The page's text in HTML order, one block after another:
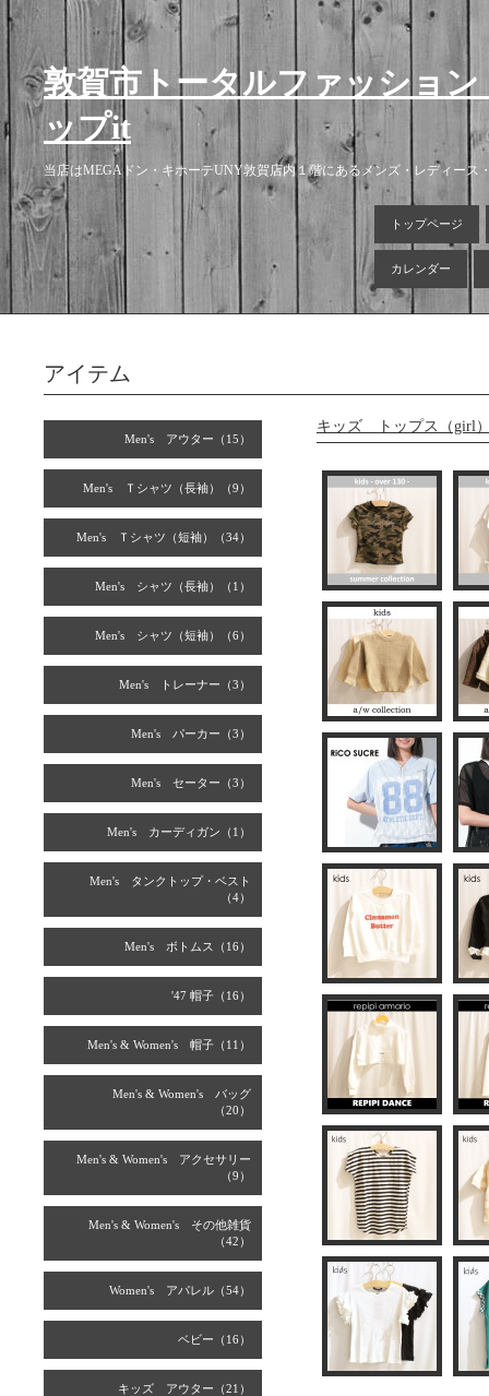
敦賀市トータルファッショ
ップit
当店はMEGAドン・キホーテUNY敦賀店内１階にあるメンズ・レディー
トップページ
カレンダー
Men's アウター（15）
Men's Ｔシャツ（長袖）（9）
Men's Ｔシャツ（短袖）（34）
Men's シャツ（長袖）（1）
Men's シャツ（短袖）（6）
Men's トレーナー（3）
Men's パーカー（3）
Men's セーター（3）
Men's カーディガン（1）
Men's タンクトップ・ベスト
（4）
Men's ボトムス（16）
'47 帽子（16）
Men's & Women's 帽子（11）
Men's & Women's バッグ
（20）
Men's & Women's アクセサリー
（9）
Men's & Women's その他雑貨
（42）
Women's アパレル（54）
ベビー（16）
キッズ アウター（21）
アイテム
キッズ トップス（girl